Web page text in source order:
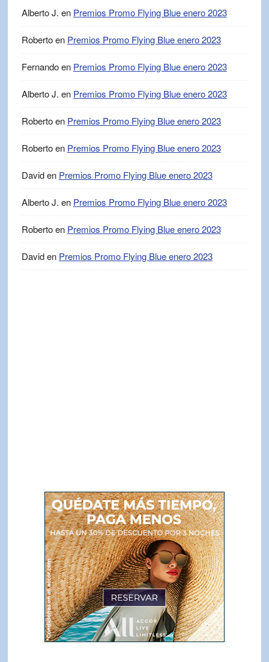
Alberto J. en Premios Promo Flying Blue enero 2023
Robertoen Premios Promo Flying Blue enero 2023
Fernandoen Premios Promo Flying Blue enero 2023
Alberto J. en Premios Promo Flying Blue enero 2023
Robertoen Premios Promo Flying Blue enero 2023
Robertoen Premios Promo Flying Blue enero 2023
Daviden Premios Promo Flying Blue enero 2023
Alberto J. en Premios Promo Flying Blue enero 2023
Robertoen Premios Promo Flying Blue enero 2023
Daviden Premios Promo Flying Blue enero 2023